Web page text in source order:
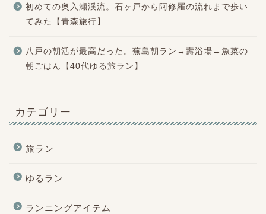
初めての奥入瀬渓流。石ヶ戸から阿修羅の流れまで歩い
てみた【青森旅行】
八戸の朝活が最高だった。蕪島朝ラン→壽浴場→魚菜の
朝ごはん【40代ゆる旅ラン】
カテゴリー
旅ラン
ゆるラン
ランニングアイテム